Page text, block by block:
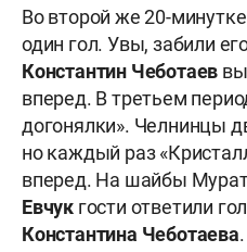
Во второй же 20-
один гол. Увы, забили
Константин Чеботаев
вперед. В третьем
догонялки». Челнинцы
но каждый раз
вперед. На шайбы
Евчук гости ответили
Константина Чеботаева